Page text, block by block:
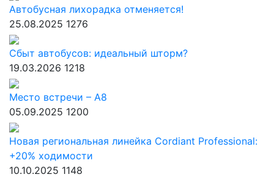
Автобусная лихорадка отменяется!
25.08.2025 1276
Сбыт автобусов: идеальный шторм?
19.03.2026 1218
Место встречи – А8
05.09.2025 1200
Новая региональная линейка Cordiant Professional:
+20% ходимости
10.10.2025 1148